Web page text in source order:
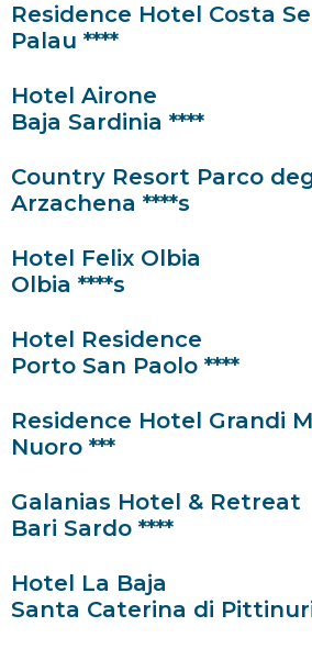
Residence Hotel Costa
Palau ****
Hotel Airone
Baja Sardinia ****
Country Resort Parco
Arzachena ****s
Hotel Felix Olbia
Olbia ****s
Hotel Residence
Porto San Paolo ****
Residence Hotel Grandi
Nuoro ***
Galanias Hotel & Retreat
Bari Sardo ****
Hotel La Baja
Santa Caterina di